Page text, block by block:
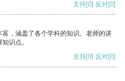
支持[0] 反对[0]
，涵盖了各个学科的知识。老师的讲
识点。
支持[0] 反对[0]